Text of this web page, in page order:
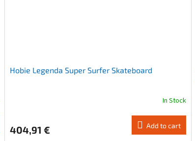
Hobie Legenda Super Surfer Skateboard
rating
In Stock
404,91 € Add to cart